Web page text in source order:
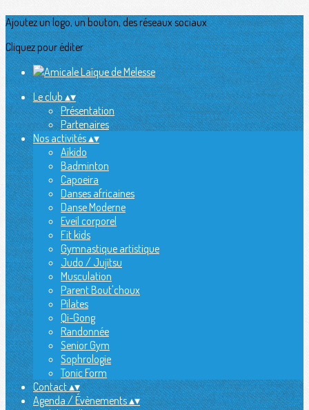
Ajoutez un logo, un bouton, des réseaux sociaux
Cliquez pour éditer
Le club▴▾
Présentation
Partenaires
Nos activités▴▾
Aïkido
Badminton
Capoeira
Danses africaines
Danse Moderne
Eveil corporel
Fit kids
Gymnastique artistique
Judo / Jujitsu
Musculation
Parent Bout'choux
Pilates
Qi-Gong
Randonnée
Senior Gym
Sophrologie
Tonic Form
Contact▴▾
Agenda / Évènements▴▾